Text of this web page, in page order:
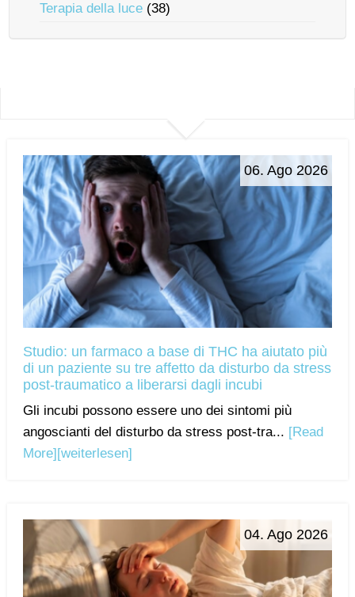
Terapia della luce (38)
06. Ago 2026
Studio: un farmaco a base di THC ha aiutato più
di un paziente su tre affetto da disturbo da stress
post-traumatico a liberarsi dagli incubi
Gli incubi possono essere uno dei sintomi più
angoscianti del disturbo da stress post-tra... [Read
More] [weiterlesen]
04. Ago 2026